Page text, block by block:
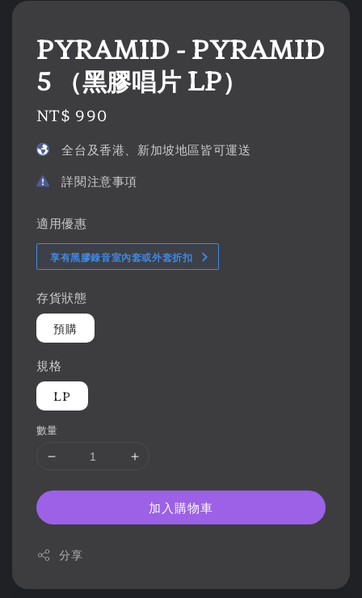
PYRAMID - PYRAMID
5 （黑膠唱片 LP）
Regular
NT$ 990
全台及香港、新加坡地區皆可運送
詳閱注意事項
適用優惠
享有黑膠錄音室內套或外套折扣
存貨狀態
預購
規格
LP
數量
加入購物車
分享